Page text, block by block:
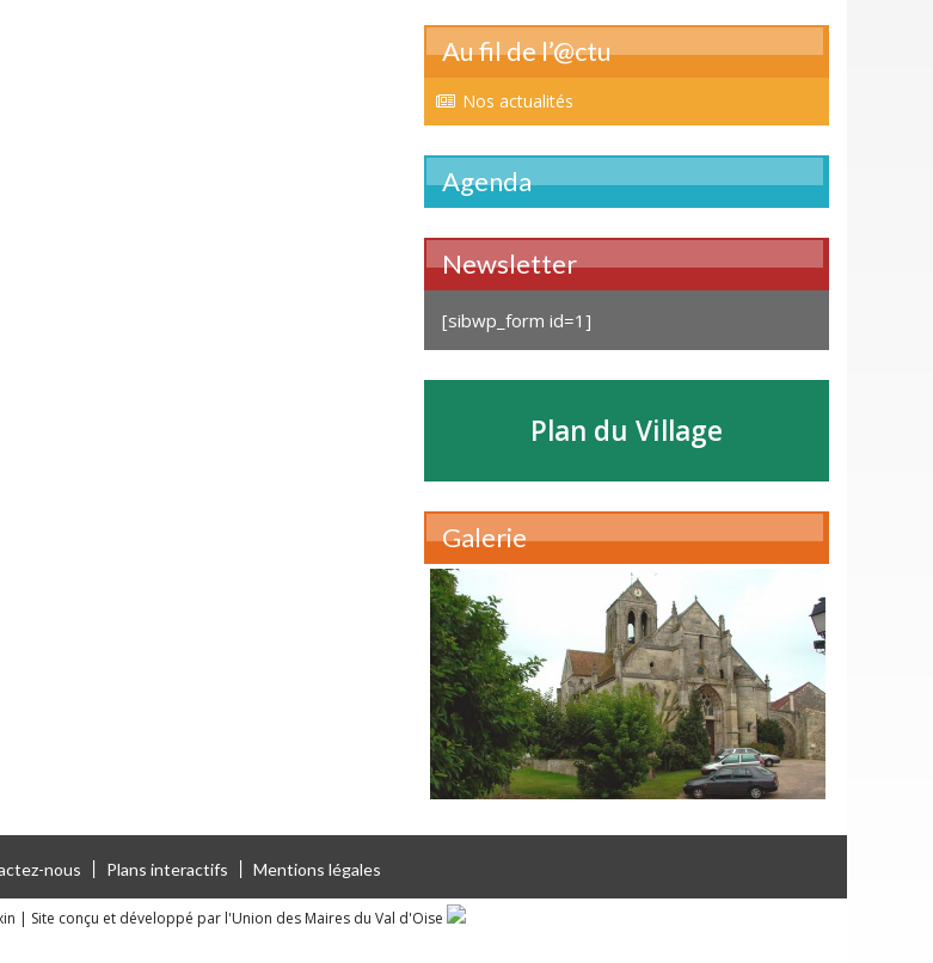
Au fil de l’@ctu
Nos actualités
Agenda
Newsletter
[sibwp_form id=1]
Plan du Village
Galerie
nous Plans interactifs Mentions légales
| Site conçu et développé par l'Union des Maires du Val d'Oise